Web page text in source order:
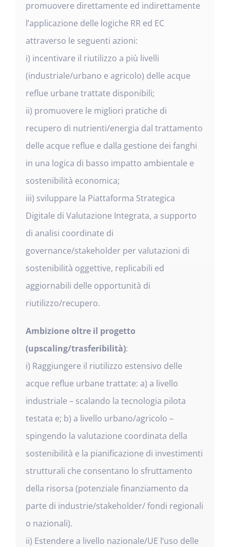
promuovere direttamente ed indirettamente
l’applicazione delle logiche RR ed EC
attraverso le seguenti azioni:
i) incentivare il riutilizzo a più livelli
(industriale/urbano e agricolo) delle acque
reflue urbane trattate disponibili;
ii) promuovere le migliori pratiche di
recupero di nutrienti/energia dal trattamento
delle acque reflue e dalla gestione dei fanghi
in una logica di basso impatto ambientale e
sostenibilità economica;
iii) sviluppare la Piattaforma Strategica
Digitale di Valutazione Integrata, a supporto
di analisi coordinate di
governance/stakeholder per valutazioni di
sostenibilità oggettive, replicabili ed
aggiornabili delle opportunità di
riutilizzo/recupero.
Ambizione oltre il progetto
(upscaling/trasferibilità):
i) Raggiungere il riutilizzo estensivo delle
acque reflue urbane trattate: a) a livello
industriale – scalando la tecnologia pilota
testata e; b) a livello urbano/agricolo –
spingendo la valutazione coordinata della
sostenibilità e la pianificazione di investimenti
strutturali che consentano lo sfruttamento
della risorsa (potenziale finanziamento da
parte di industrie/stakeholder/ fondi regionali
o nazionali).
ii) Estendere a livello nazionale/UE l’uso delle